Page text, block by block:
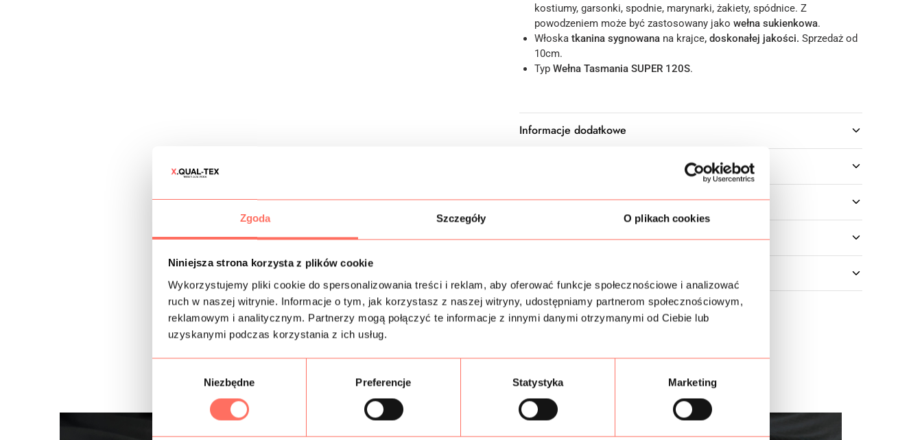
Zgoda Szczegóły O plikach cookies
Niniejsza strona korzysta z plików cookie
Wykorzystujemy pliki cookie do spersonalizowania treści i reklam, aby oferować funkcje społecznościowe i analizować
ruch w naszej witrynie. Informacje o tym, jak korzystasz z naszej witryny, udostępniamy partnerom społecznościowym,
reklamowym i analitycznym. Partnerzy mogą połączyć te informacje z innymi danymi otrzymanymi od Ciebie lub
uzyskanymi podczas korzystania z ich usług.
ó
Niezbędne Preferencje Statystyka Marketing
kostiumy, garsonki, spodnie, marynarki, żakiety, spódnice. Z
powodzeniem może być zastosowany jakowełna sukienkowa.
Włoskatkanina sygnowana na krajce, doskonałej jakości. Sprzedaż od
10cm.
TypWełna Tasmania SUPER 120S.
Informacje dodatkowe
Próbki tkanin
Gramatura
Podobne produkty